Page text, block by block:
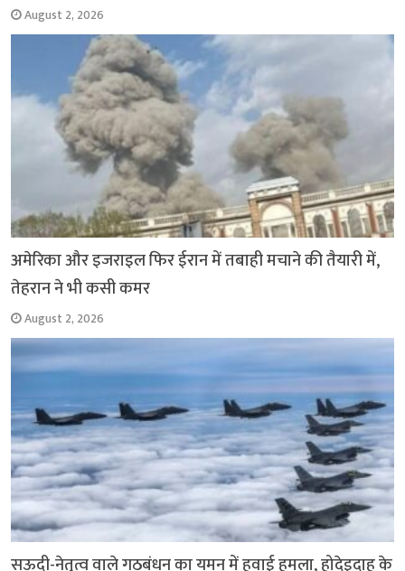
August 2, 2026
अमेरिका और इजराइल फिर ईरान में तबाही मचाने की तैयारी में,
तेहरान ने भी कसी कमर
August 2, 2026
सऊदी-नेतृत्व वाले गठबंधन का यमन में हवाई हमला, होदेइदाह के